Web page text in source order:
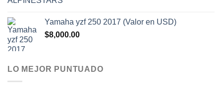
Yamaha yzf 250 2017 (Valor en USD)
$8,000.00
LO MEJOR PUNTUADO